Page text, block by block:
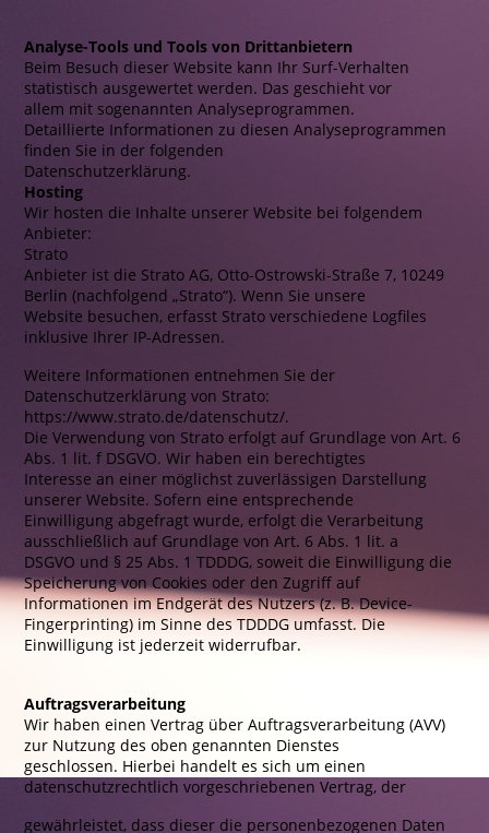
Analyse-Tools und Tools von Drittanbietern
Beim Besuch dieser Website kann Ihr Surf-Verhalten
statistisch ausgewertet werden. Das geschieht vor
allem mit sogenannten Analyseprogrammen.
Detaillierte Informationen zu diesen Analyseprogrammen
finden Sie in der folgenden
Datenschutzerklärung.
Hosting
Wir hosten die Inhalte unserer Website bei folgendem
Anbieter:
Strato
Anbieter ist die Strato AG, Otto-Ostrowski-Straße 7, 10249
Berlin (nachfolgend „Strato“). Wenn Sie unsere
Website besuchen, erfasst Strato verschiedene Logfiles
inklusive Ihrer IP-Adressen.
Weitere Informationen entnehmen Sie der
Datenschutzerklärung von Strato:
https://www.strato.de/datenschutz/.
Die Verwendung von Strato erfolgt auf Grundlage von Art. 6
Abs. 1 lit. f DSGVO. Wir haben ein berechtigtes
Interesse an einer möglichst zuverlässigen Darstellung
unserer Website. Sofern eine entsprechende
Einwilligung abgefragt wurde, erfolgt die Verarbeitung
ausschließlich auf Grundlage von Art. 6 Abs. 1 lit. a
DSGVO und § 25 Abs. 1 TDDDG, soweit die Einwilligung die
Speicherung von Cookies oder den Zugriff auf
Informationen im Endgerät des Nutzers (z. B. Device-
Fingerprinting) im Sinne des TDDDG umfasst. Die
Einwilligung ist jederzeit widerrufbar.
Auftragsverarbeitung
Wir haben einen Vertrag über Auftragsverarbeitung (AVV)
zur Nutzung des oben genannten Dienstes
geschlossen. Hierbei handelt es sich um einen
datenschutzrechtlich vorgeschriebenen Vertrag, der
gewährleistet, dass dieser die personenbezogenen Daten